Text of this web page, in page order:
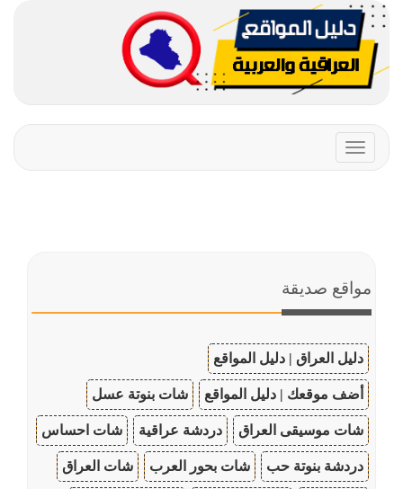
Toggle
navigation
مواقع صديقة
دليل العراق | دليل المواقع
أضف موقعك | دليل المواقع شات بنوتة عسل
شات موسيقى العراق دردشة عراقية شات احساس
دردشة بنوتة حب شات بحور العرب شات العراق